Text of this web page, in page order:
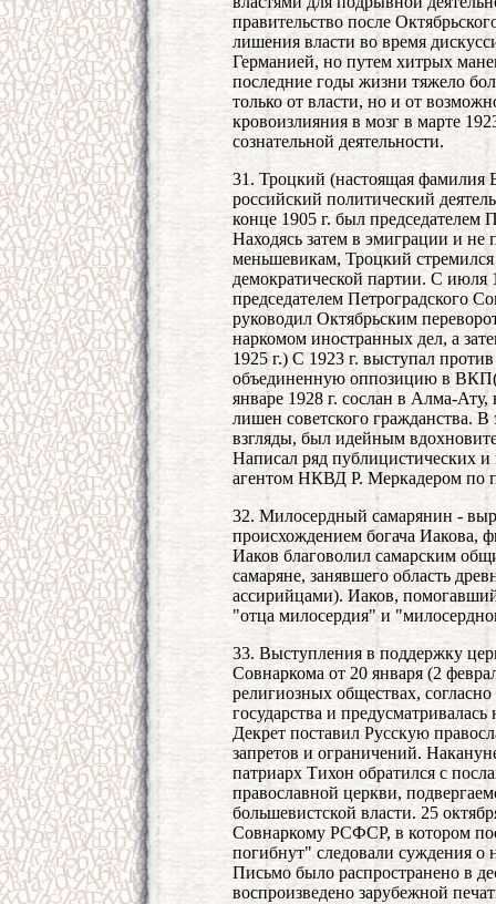
правительство после
лишения власти во время
Германией, но путем хитрых
последние годы жизни тяжело
только от власти, но и от
кровоизлияния в мозг в марте
сознательной деятельности.
31. Троцкий (настоящая фамилия
российский политический
конце 1905 г. был председателем
Находясь затем в эмиграции и
меньшевикам, Троцкий
демократической партии. С июля
председателем Петроградского
руководил Октябрьским
наркомом иностранных дел, а
1925 г.) С 1923 г. выступал
объединенную оппозицию в
январе 1928 г. сослан в Алма-
лишен советского гражданства.
взгляды, был идейным
Написал ряд публицистических
агентом НКВД Р. Меркадером по
32. Милосердный самарянин -
происхождением богача Иакова,
Иаков благоволил самарским
самаряне, занявшего область
ассирийцами). Иаков,
"отца милосердия" и
33. Выступления в поддержку
Совнаркома от 20 января (2
религиозных обществах,
государства и
Декрет поставил Русскую
запретов и ограничений.
патриарх Тихон обратился с
православной церкви,
большевистской власти. 25
Совнаркому РСФСР, в котором
погибнут" следовали суждения о
Письмо было распространено в
воспроизведено зарубежной